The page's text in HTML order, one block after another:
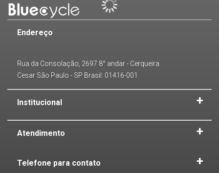
Endereço
Rua da Consolação, 2697 8° andar - Cerqueira
Cesar São Paulo - SP Brasil: 01416-001
Institucional
Atendimento
Telefone para contato